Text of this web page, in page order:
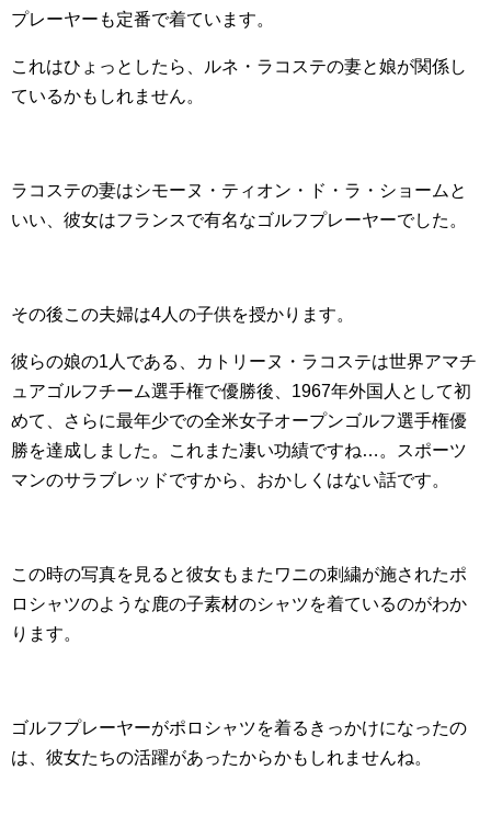
プレーヤーも定番で着ています。
これはひょっとしたら、ルネ・ラコステの妻と娘が関係し
ているかもしれません。
ラコステの妻はシモーヌ・ティオン・ド・ラ・ショームと
いい、彼女はフランスで有名なゴルフプレーヤーでした。
その後この夫婦は4人の子供を授かります。
彼らの娘の1人である、カトリーヌ・ラコステは世界アマチ
ュアゴルフチーム選手権で優勝後、1967年外国人として初
めて、さらに最年少での全米女子オープンゴルフ選手権優
勝を達成しました。これまた凄い功績ですね…。スポーツ
マンのサラブレッドですから、おかしくはない話です。
この時の写真を見ると彼女もまたワニの刺繍が施されたポ
ロシャツのような鹿の子素材のシャツを着ているのがわか
ります。
ゴルフプレーヤーがポロシャツを着るきっかけになったの
は、彼女たちの活躍があったからかもしれませんね。